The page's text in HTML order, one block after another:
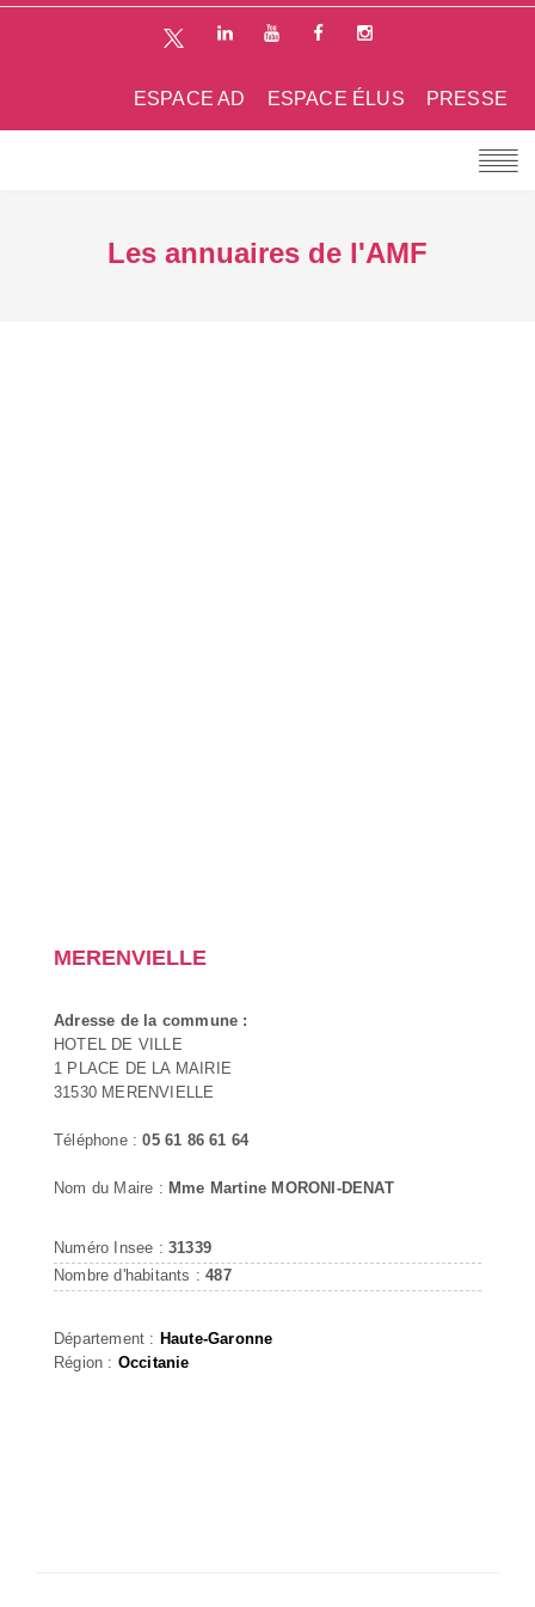
PRESSE
ESPACE ÉLUS
ESPACE AD
Les annuaires de l'AMF
MERENVIELLE
Adresse de la commune :
HOTEL DE VILLE
1 PLACE DE LA MAIRIE
31530 MERENVIELLE
Téléphone :05 61 86 61 64
Nom du Maire : Mme Martine MORONI-DENAT
Numéro Insee : 31339
Nombre d'habitants :487
Département : Haute-Garonne
Région : Occitanie